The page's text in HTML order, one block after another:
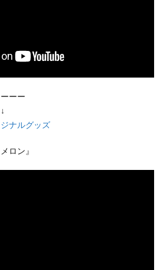
ーー
ナルグッズ
ロン』